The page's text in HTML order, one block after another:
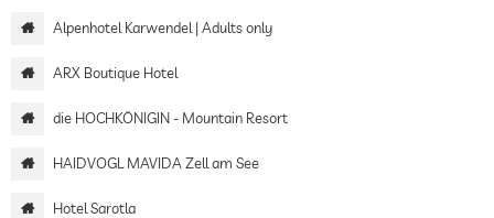
Alpenhotel Karwendel | Adults only
ARX Boutique Hotel
die HOCHKÖNIGIN - Mountain Resort
HAIDVOGL MAVIDA Zell am See
Hotel Sarotla